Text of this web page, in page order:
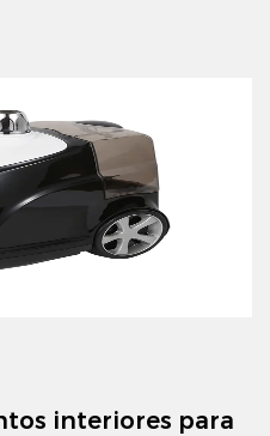
interiores para